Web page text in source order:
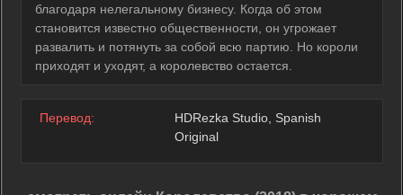
благодаря нелегальному бизнесу. Когда об этом
становится известно общественности, он угрожает
развалить и потянуть за собой всю партию. Но короли
приходят и уходят, а королевство остается.
Перевод:
HDRezka Studio, Spanish
Original